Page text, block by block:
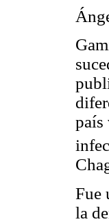
país
Fue
la